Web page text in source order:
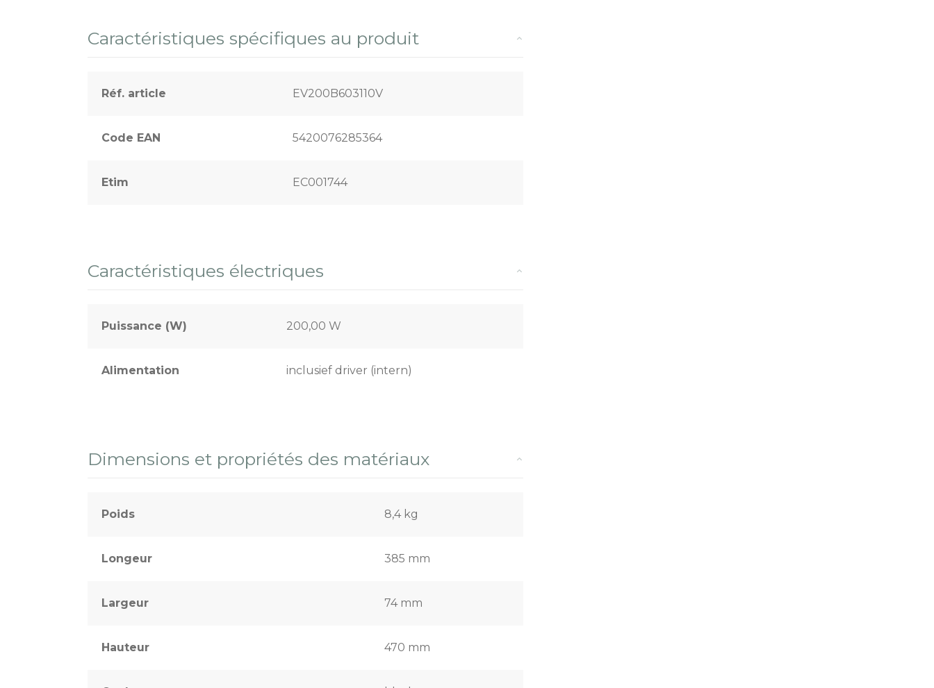
Caractéristiques spécifiques au produit
Réf. article EV200B603110V
Code EAN 5420076285364
Etim EC001744
Caractéristiques électriques
Puissance (W) 200,00 W
Alimentation inclusief driver (intern)
Dimensions et propriétés des matériaux
Poids 8,4 kg
Longeur 385 mm
Largeur 74 mm
Hauteur 470 mm